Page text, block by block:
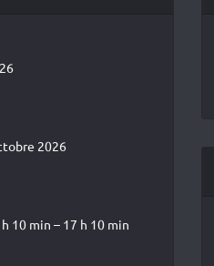
2026
10 min – 17 h 10 min